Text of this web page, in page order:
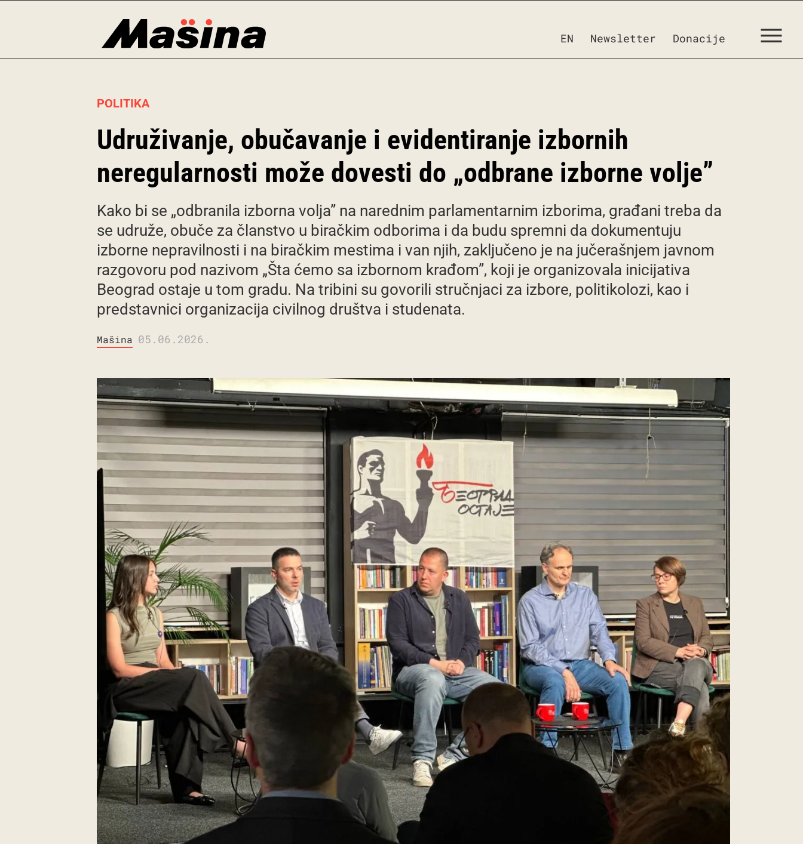
EN Newsletter Donacije
POLITIKA
Udruživanje, obučavanje i evidentiranje izbornih
neregularnosti može dovesti do „odbrane izborne volje”
Kako bi se „odbranila izborna volja” na narednim parlamentarnim izborima, građani treba da
se udruže, obuče za članstvo u biračkim odborima i da budu spremni da dokumentuju
izborne nepravilnosti i na biračkim mestima i van njih, zaključeno je na jučerašnjem javnom
razgovoru pod nazivom „Šta ćemo sa izbornom krađom”, koji je organizovala inicijativa
Beograd ostaje u tom gradu. Na tribini su govorili stručnjaci za izbore, politikolozi, kao i
predstavnici organizacija civilnog društva i studenata.
Mašina 05.06.2026.